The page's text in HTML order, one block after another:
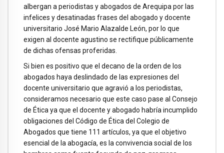
albergan a periodistas y abogados de Arequipa por las
infelices y desatinadas frases del abogado y docente
universitario José Mario Alazalde León, por lo que
exigen al docente agustino se rectifique públicamente
de dichas ofensas proferidas.
Si bien es positivo que el decano de la orden de los
abogados haya deslindado de las expresiones del
docente universitario que agravió a los periodistas,
consideramos necesario que este caso pase al Consejo
de Ética ya que el docente y abogado habría incumplido
obligaciones del Código de Ética del Colegio de
Abogados que tiene 111 artículos, ya que el objetivo
esencial de la abogacía, es la convivencia social de los